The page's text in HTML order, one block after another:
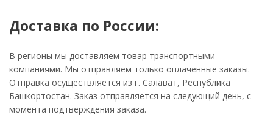
Доставка по России:
В регионы мы доставляем товар транспортными
компаниями. Мы отправляем только оплаченные заказы.
Отправка осуществляется из г. Салават, Республика
Башкортостан. Заказ отправляется на следующий день, с
момента подтверждения заказа.